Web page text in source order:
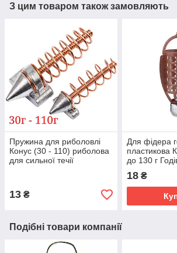
З цим товаром також замовляють
Пружина для риболовлі
Конус (30 - 110) риболова
для сильної течії
13 ₴
Для фідера
пластикова
до 130 г
фідерна
18₴
Подібні товари компанії